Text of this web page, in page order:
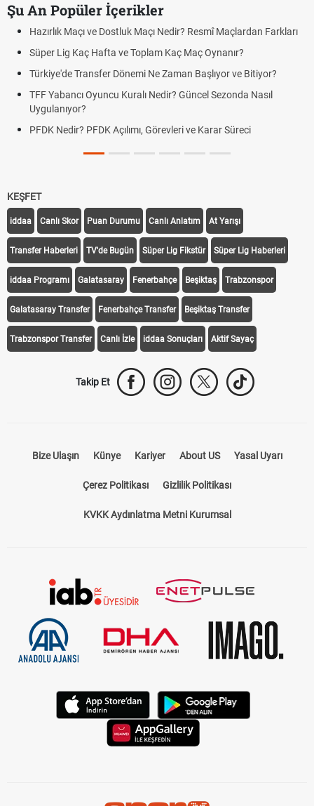
Şu An Popüler İçerikler
Hazırlık Maçı ve Dostluk Maçı Nedir? Resmî Maçlardan Farkları
Süper Lig Kaç Hafta ve Toplam Kaç Maç Oynanır?
Türkiye'de Transfer Dönemi Ne Zaman Başlıyor ve Bitiyor?
TFF Yabancı Oyuncu Kuralı Nedir? Güncel Sezonda Nasıl
Uygulanıyor?
PFDK Nedir? PFDK Açılımı, Görevleri ve Karar Süreci
KEŞFET
iddaa Canlı Skor Puan Durumu Canlı Anlatım At Yarışı
Transfer Haberleri TV'de Bugün Süper Lig Fikstür Süper Lig Haberleri
iddaa Programı Galatasaray Fenerbahçe Beşiktaş Trabzonspor
Galatasaray Transfer Fenerbahçe Transfer Beşiktaş Transfer
Trabzonspor Transfer Canlı İzle iddaa Sonuçları Aktif Sayaç
Takip Et
Bize Ulaşın Künye Kariyer About US Yasal Uyarı
Çerez Politikası Gizlilik Politikası
KVKK Aydınlatma Metni Kurumsal